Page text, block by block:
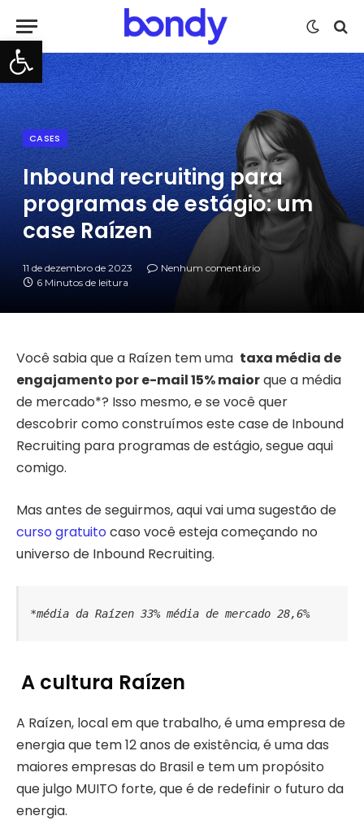
Barra de Ferramentas Aberta
CASES
Inbound recruiting para
programas de estágio: um
case Raízen
11 de dezembro de 2023
Nenhum comentário
6 Minutos de leitura
Você sabia que a Raízen tem uma taxa média de
engajamento por e-mail 15% maiorque a média
de mercado*? Isso mesmo, e se você quer
descobrir como construímos este case de Inbound
Recruiting para programas de estágio, segue aqui
comigo.
Mas antes de seguirmos, aqui vai uma sugestão de
curso gratuito caso você esteja começando no
universo de Inbound Recruiting.
*média da Raízen 33% média de mercado 28,6%
A cultura Raízen
A Raízen, local em que trabalho, é uma empresa de
energia que tem 12 anos de existência, é uma das
maiores empresas do Brasil e tem um propósito
que julgo MUITO forte, que é de redefinir o futuro da
energia.